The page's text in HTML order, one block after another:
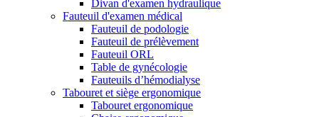
Divan d'examen hydraulique
Fauteuil d'examen médical
Fauteuil de podologie
Fauteuil de prélèvement
Fauteuil ORL
Table de gynécologie
Fauteuils d’hémodialyse
Tabouret et siège ergonomique
Tabouret ergonomique